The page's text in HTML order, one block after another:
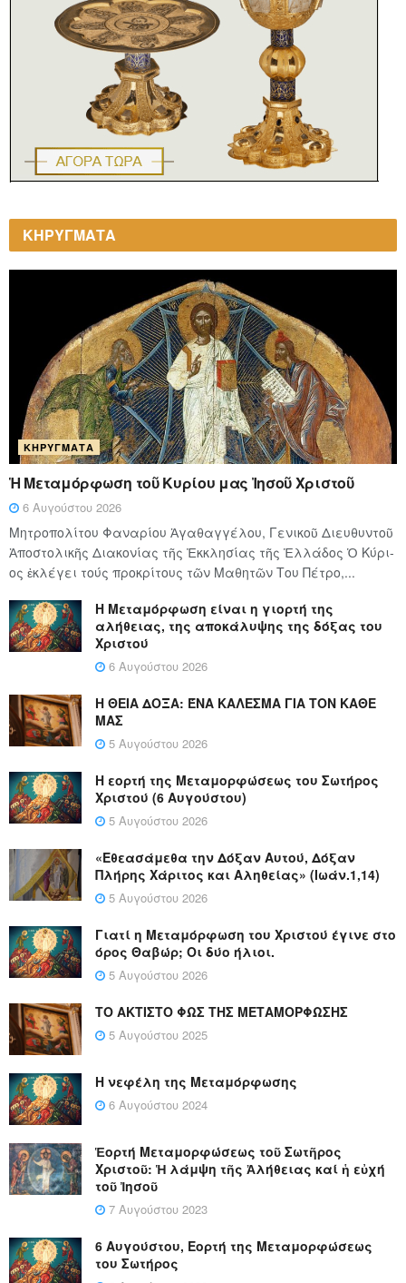
ΚΗΡΥΓΜΑΤΑ
ΚΗΡΎΓΜΑΤΑ
Ἡ Μεταμόρφωση τοῦ Κυρίου μας Ἰησοῦ Χριστοῦ
6 Αυγούστου 2026
Μητροπολίτου Φαναρίου Ἀγαθαγγέλου, Γενικοῦ Διευθυντοῦ
Ἀποστολικῆς Διακονίας τῆς Ἐκκλησίας τῆς Ἑλλάδος Ὁ Κύ­ρι­
ος ἐκλέγει τούς προ­κρί­τους τῶν Μα­θη­τῶν Του Πέ­τρο,...
Η Μεταμόρφωση είναι η γιορτή της
αλήθειας, της αποκάλυψης της δόξας του
Χριστού
6 Αυγούστου 2026
Η ΘΕΙΑ ΔΟΞΑ: ΈΝΑ ΚΑΛΕΣΜΑ ΓΙΑ ΤΟΝ ΚΑΘΕ
ΜΑΣ
5 Αυγούστου 2026
Η εορτή της Μεταμορφώσεως του Σωτήρος
Χριστού (6 Αυγούστου)
5 Αυγούστου 2026
«Εθεασάμεθα την Δόξαν Αυτού, Δόξαν
Πλήρης Χάριτος και Αληθείας» (Ιωάν.1,14)
5 Αυγούστου 2026
Γιατί η Μεταμόρφωση του Χριστού έγινε στο
όρος Θαβώρ; Οι δύο ήλιοι.
5 Αυγούστου 2026
ΤΟ ΑΚΤΙΣΤΟ ΦΩΣ ΤΗΣ ΜΕΤΑΜΟΡΦΩΣΗΣ
5 Αυγούστου 2025
Η νεφέλη της Μεταμόρφωσης
6 Αυγούστου 2024
Ἑορτή Μεταμορφώσεως τοῦ Σωτῆρος
Χριστοῦ: Ἡ λάμψη τῆς Ἀλήθειας καί ἡ εὐχή
τοῦ Ἰησοῦ
7 Αυγούστου 2023
6 Αυγούστου, Εορτή της Μεταμορφώσεως
του Σωτήρος